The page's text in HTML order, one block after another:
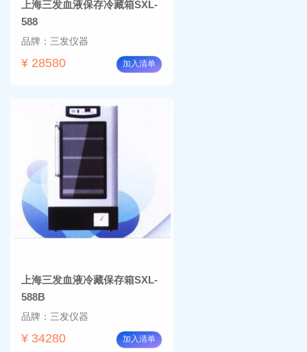
上海三发血液保存冷藏箱SXL-
588
品牌：三发仪器
¥ 28580 加入清单
上海三发血液冷藏保存箱SXL-
588B
品牌：三发仪器
¥ 34280 加入清单